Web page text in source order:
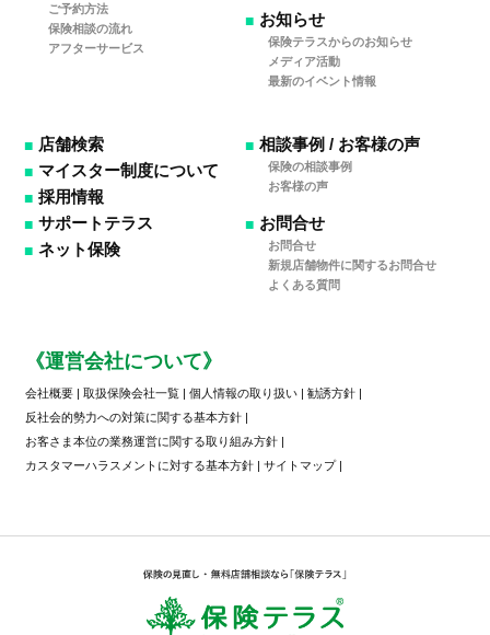
ご予約方法
保険相談の流れ
アフターサービス
お知らせ
保険テラスからのお知らせ
メディア活動
最新のイベント情報
店舗検索
マイスター制度について
採用情報
サポートテラス
ネット保険
相談事例 / お客様の声
保険の相談事例
お客様の声
お問合せ
お問合せ
新規店舗物件に関するお問合せ
よくある質問
《運営会社について》
会社概要| 取扱保険会社一覧| 個人情報の取り扱い| 勧誘方針|
反社会的勢力への対策に関する基本方針|
お客さま本位の業務運営に関する取り組み方針|
カスタマーハラスメントに対する基本方針| サイトマップ|